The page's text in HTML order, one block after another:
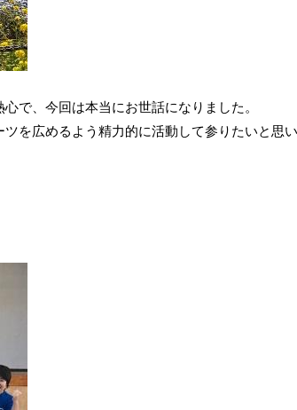
で、今回は本当にお世話になりました。
を広めるよう精力的に活動して参りたいと思